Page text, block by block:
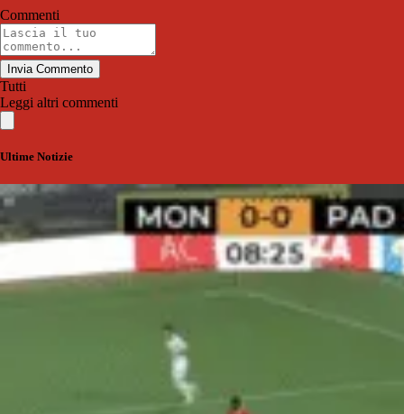
Commenti
Invia Commento
Tutti
Leggi altri commenti
Ultime Notizie